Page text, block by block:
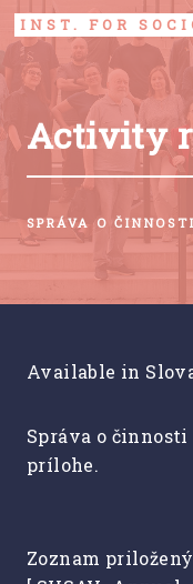
INST. FOR
Activity
SPRÁVA O
Available in
Správa o činnosti
prílohe.
Zoznam